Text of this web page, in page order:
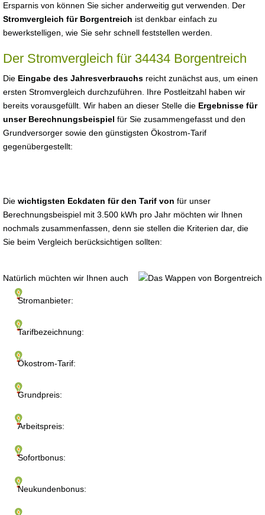
Ersparnis von können Sie sicher anderweitig gut verwenden. Der
Stromvergleich für Borgentreich ist denkbar einfach zu
bewerkstelligen, wie Sie sehr schnell feststellen werden.
Der Stromvergleich für 34434 Borgentreich
Die Eingabe des Jahresverbrauchs reicht zunächst aus, um einen
ersten Stromvergleich durchzuführen. Ihre Postleitzahl haben wir
bereits vorausgefüllt. Wir haben an dieser Stelle die Ergebnisse für
unser Berechnungsbeispiel für Sie zusammengefasst und den
Grundversorger sowie den günstigsten Ökostrom-Tarif
gegenübergestellt:
Die wichtigsten Eckdaten für den Tarif von für unser
Berechnungsbeispiel mit 3.500 kWh pro Jahr möchten wir Ihnen
nochmals zusammenfassen, denn sie stellen die Kriterien dar, die
Sie beim Vergleich berücksichtigen sollten:
Stromanbieter:
Tarifbezeichnung:
Ökostrom-Tarif:
Grundpreis:
Arbeitspreis:
Sofortbonus:
Neukundenbonus:
Natürlich müchten wir Ihnen auch